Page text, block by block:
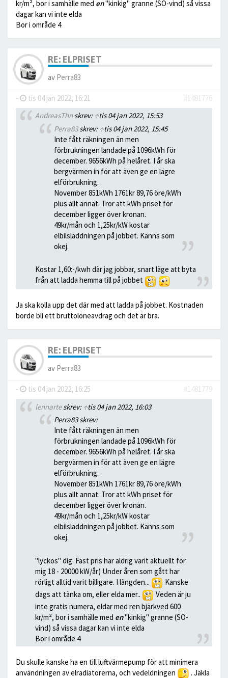
kr/m², bor i samhälle med en"kinkig" granne (SO-vind) så vissa
dagar kan vi inte elda
Bor i område 4
RE: ELPRISET
av Perra83
- tis 04 jan 2022, 16:21
#1481776
AndreasThnskrev: ↑tis 04 jan 2022, 15:53
Perra83skrev: ↑tis 04 jan 2022, 15:45
Inte fått räkningen än men
förbrukningen landade på 1096kWh för
december. 9656kWh på helåret. I år ska
bergvärmen in för att även ge en lägre
elförbrukning.
November 851kWh 1761kr 89,76 öre/kWh
plus allt annat. Tror att kWh priset för
december ligger över kronan.
49kr/mån och 1,25kr/kW kostar
elbilsladdningen på jobbet. Känns som
okej.
Kostar 1,60:-/kwh där jag jobbar, snart läge att byta
från att ladda hemma till på jobbet
Ja ska kolla upp det där med att ladda på jobbet. Kostnaden
borde bli ett bruttolöneavdrag och det är bra.
RE: ELPRISET
av Perra83
- tis 04 jan 2022, 16:25
#1481779
lennarteskrev: ↑tis 04 jan 2022, 16:03
Perra83 skrev:
Inte fått räkningen än men
förbrukningen landade på 1096kWh för
december. 9656kWh på helåret. I år ska
bergvärmen in för att även ge en lägre
elförbrukning.
November 851kWh 1761kr 89,76 öre/kWh
plus allt annat. Tror att kWh priset för
december ligger över kronan.
49kr/mån och 1,25kr/kW kostar
elbilsladdningen på jobbet. Känns som
okej.
"lyckos" dig. Fast pris har aldrig varit aktuellt för
mig 18 - 20000 kW/år) Under åren som gått har
rörligt alltid varit billigare. I längden...
Kanske
dags att tänka om, eller elda mer..
Veden är ju
inte gratis numera, eldar med ren bjärkved 600
kr/m², bor i samhälle med en"kinkig" granne (SO-
vind) så vissa dagar kan vi inte elda
Bor i område 4
Du skulle kanske ha en till luftvärmepump för att minimera
användningen av elradiatorerna, och vedeldningen
. Jäkla